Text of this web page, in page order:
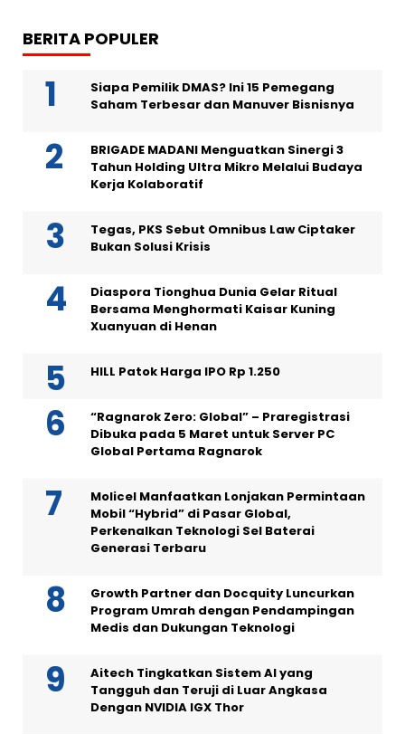
BERITA POPULER
Siapa Pemilik DMAS? Ini 15 Pemegang
Saham Terbesar dan Manuver Bisnisnya
BRIGADE MADANI Menguatkan Sinergi 3
Tahun Holding Ultra Mikro Melalui Budaya
Kerja Kolaboratif
Tegas, PKS Sebut Omnibus Law Ciptaker
Bukan Solusi Krisis
Diaspora Tionghua Dunia Gelar Ritual
Bersama Menghormati Kaisar Kuning
Xuanyuan di Henan
HILL Patok Harga IPO Rp 1.250
“Ragnarok Zero: Global” – Praregistrasi
Dibuka pada 5 Maret untuk Server PC
Global Pertama Ragnarok
Molicel Manfaatkan Lonjakan Permintaan
Mobil “Hybrid” di Pasar Global,
Perkenalkan Teknologi Sel Baterai
Generasi Terbaru
Growth Partner dan Docquity Luncurkan
Program Umrah dengan Pendampingan
Medis dan Dukungan Teknologi
Aitech Tingkatkan Sistem AI yang
Tangguh dan Teruji di Luar Angkasa
Dengan NVIDIA IGX Thor